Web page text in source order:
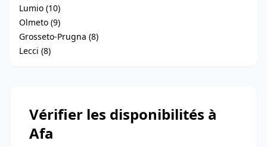
Lumio (10)
Olmeto (9)
Grosseto-Prugna (8)
Lecci (8)
Vérifier les disponibilités à
Afa